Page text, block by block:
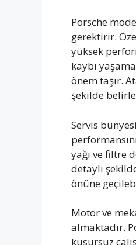
Porsche
gerektirir.
yüksek
kaybı
önem taşır.
şekilde
Servis
yağı ve filtre
detaylı
önüne
Motor ve
almaktadır.
kusursuz